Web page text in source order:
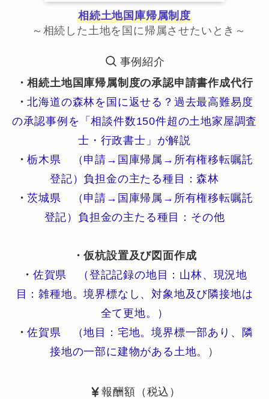
相続土地国庫帰属制度
～相続した土地を国に帰属させたいとき～
事例紹介
・相続土地国庫帰属制度の承認申請書作成代行
・北海道の森林を国に返せる？過去最高難易度
の承認事例を「相談件数150件超の土地家屋調査
士・行政書士」が解説
・栃木県 （申請→国庫帰属→所有権移転嘱託
登記）負担金の主たる種目：森林
・茨城県 （申請→国庫帰属→所有権移転嘱託
登記）負担金の主たる種目：その他
・仮杭設置及び図面作成
・ 佐賀県 （登記記録の地目：山林、現況地
目：雑種地。境界標なし、対象地及び隣接地は
全て更地。）
・佐賀県 （地目：宅地。境界標一部あり、隣
接地の一部に建物がある土地。
）
報酬額（税込）